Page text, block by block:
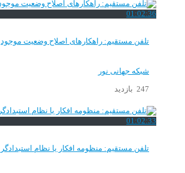
01:02:36
تلفن مستقیم: راهکارهای اصلاح وضعیت موجود
شبکه جهانی نور
247 بازدید
01:02:33
تلفن مستقیم: منظومه افکار یا نظام استبدادگر